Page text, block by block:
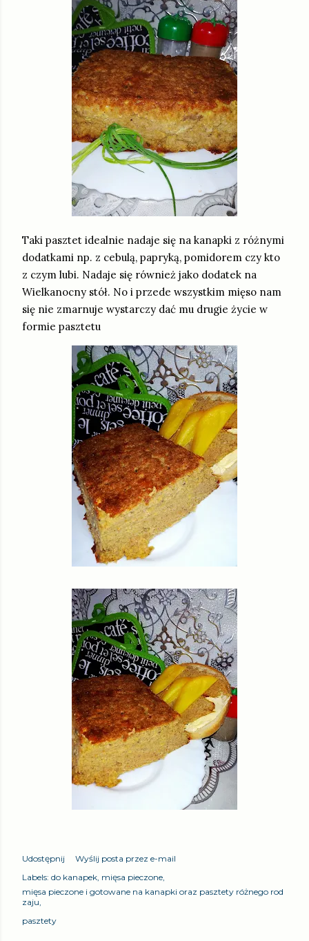
Taki pasztet idealnie nadaje się na kanapki z różnymi
dodatkami np. z cebulą, papryką, pomidorem czy kto
z czym lubi. Nadaje się również jako dodatek na
Wielkanocny stół. No i przede wszystkim mięso nam
się nie zmarnuje wystarczy dać mu drugie życie w
formie pasztetu
Udostępnij
Wyślij posta przez e-mail
Labels: do kanapek mięsa pieczone
mięsa pieczone i gotowane na kanapki oraz pasztety różnego rod
zaju
pasztety